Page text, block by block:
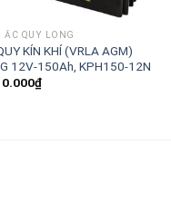
ẮC QUY LONG
KÍN KHÍ (VRLA AGM)
12V-150Ah, KPH150-12N
₫